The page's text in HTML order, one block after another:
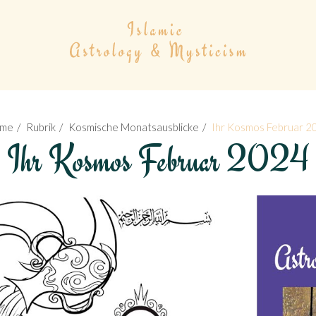
Rubrik Kosmische Monatsausblicke Ihr Kosmos Februar
Ihr Kosmos Februar 2024